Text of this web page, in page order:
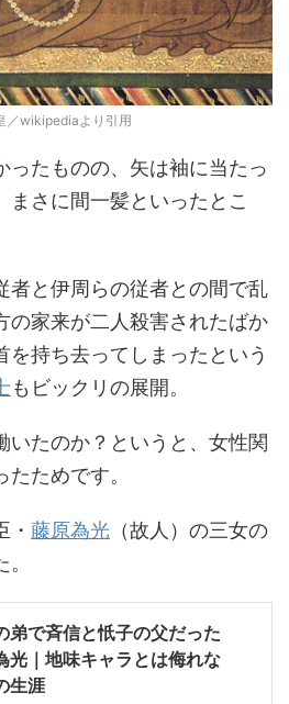
／wikipediaより引用
ったものの、矢は袖に当たっ
まさに間一髪といったとこ
者と伊周らの従者との間で乱
の家来が二人殺害されたばか
を持ち去ってしまったという
もビックリの展開。
いたのか？というと、女性関
ためです。
・ 藤原為光 （故人）の三女の
弟で斉信と忯子の父だった
光｜地味キャラとは侮れな
生涯